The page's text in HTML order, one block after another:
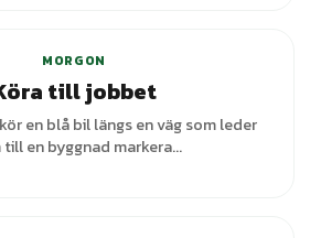
MORGON
till jobbet
en blå bil längs en väg som leder
en byggnad markera...